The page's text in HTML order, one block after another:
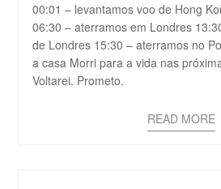
00:01 – levantamos voo de Hong
06:30 – aterramos em Londres
de Londres 15:30 – aterramos no
a casa Morri para a vida nas
Voltarei. Prometo.
READ MORE